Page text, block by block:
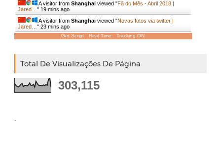
A visitor from Shanghaiviewed "Fã do Mês - Abril 2018 |
Jared… " 19 mins ago
A visitor from Shanghaiviewed "Novas fotos via twitter |
Jared… " 23 mins ago
Get Script Real Time Tracking ON
Total De Visualizações De Página
303,115
.